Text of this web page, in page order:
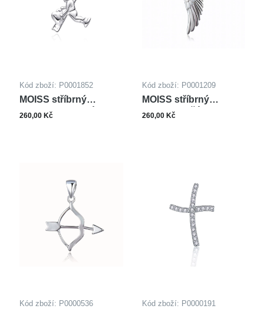
Kód zboží: P0001852
MOISS stříbrný
přívěsek KOMINÍK
260,00 Kč
Kód zboží: P0001209
MOISS stříbrný
přívěsek KŘÍDLO
260,00 Kč
Kód zboží: P0000536 Kód zboží: P0000191